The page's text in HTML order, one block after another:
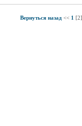
Вернуться назад << 1